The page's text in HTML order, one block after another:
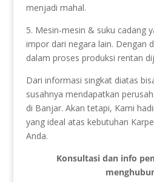
menjadi mahal.
5. Mesin-mesin & suku cadang
impor dari negara lain. Dengan
dalam proses produksi rentan
Dari informasi singkat diatas
susahnya mendapatkan
di Banjar. Akan tetapi, Kami
yang ideal atas kebutuhan
Anda.
Konsultasi dan info